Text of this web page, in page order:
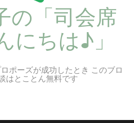
の「司会席
にちは♪」
ポーズが成功したとき このブロ
はとことん無料です